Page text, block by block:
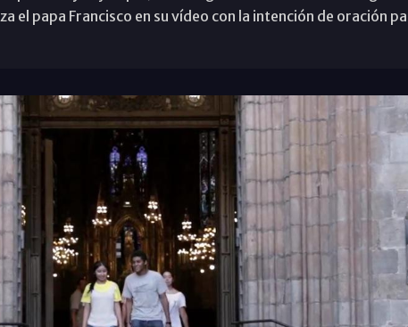
el papa Francisco en su vídeo con la intención de oración